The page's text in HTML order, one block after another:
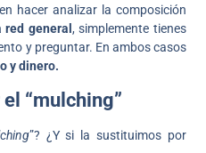
hacer analizar la composición
general , simplemente tienes
y preguntar. En ambos casos
y dinero.
“mulching”
”? ¿Y si la sustituimos por